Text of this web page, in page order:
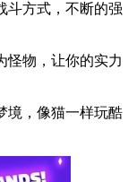
斗方式，不断的强
怪物，让你的实力
境，像猫一样玩酷